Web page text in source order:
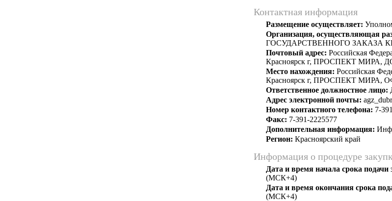
Контактная информация
Размещение осуществляет:
Организация, осуществляющая
ГОСУДАРСТВЕННОГО ЗАКАЗА
Почтовый адрес: Российская
Красноярск г, ПРОСПЕКТ МИРА,
Место нахождения: Российская
Красноярск г, ПРОСПЕКТ МИРА,
Ответственное должностное лицо:
Адрес электронной почты:
Номер контактного телефона: 7-
Факс: 7-391-2225577
Дополнительная информация:
Регион: Красноярский край
Информация о процедуре
Дата и время начала срока подачи
(МСК+4)
Дата и время окончания срока
(МСК+4)